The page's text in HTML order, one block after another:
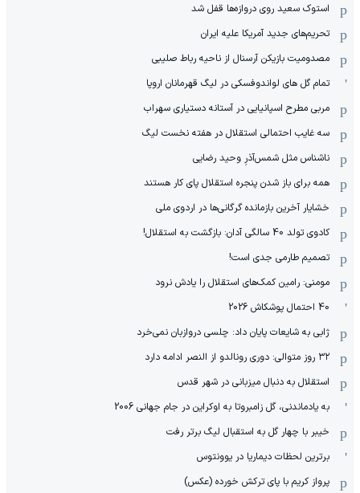
استوک سعید روی دروازه‌ها قفل شد
تحریم‌های جدید آمریکا علیه ایران
مصدومیت بازیکن آرسنال از ناحیه رباط صلیبی
تمام گل های لواندوفسکی در لیگ قهرمانان اروپا
مربی مطرح اسپانیایی در آستانه دستیاری سهراب
سه غایب احتمالی استقلال در هفته نخست لیگ
ناشناس مثل شمس‌آذرِ وحید رضایی
همه برای باز شدن پنجره استقلال پای کار هستند
خشایار آخرین بازمانده گرگانی‌ها در اردوی ملی
کادوی تولد 40 سالگی آدان: بازگشت به استقلال!
تصمیم طارمی جدی است!
مومنی: رامین کمک‌های استقلال را یادش نرود
40 احتمال پوشکاش 2026
ژابی به شایعات پایان داد: چلسی دروازبان نمی‌خرد
۳۲ روز متوالی: دوری رونالدو از النصر ادامه دارد
استقلال به دنبال میزبانی در شهر قدس
به یادماندنی، گل زامبروتا به اوکراین در جام جهانی 2006
خیبر با چهار گل به استقبال لیگ برتر رفت
برترین لحظات دیماریا در یوونتوس
پرواز کریم با پای ترکش خورده (عکس)